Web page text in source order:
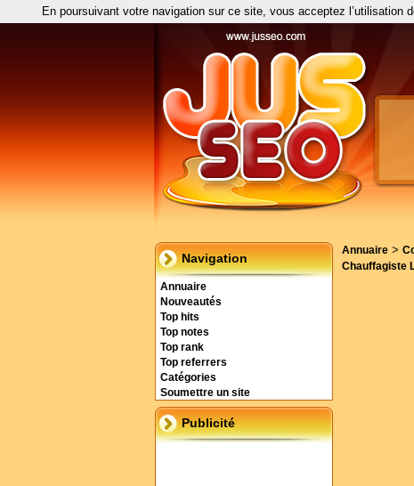
Navigation
Annuaire
Nouveautés
Top hits
Top notes
Top rank
Top referrers
Catégories
Soumettre un site
Publicité
Annuaire >
Chauffagiste
En poursuivant votre navigation sur ce site, vous acceptez